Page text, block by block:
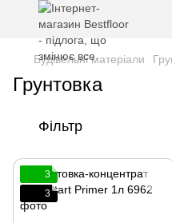
Будівельні матеріали
Грунтовка
Фільтр
3
3